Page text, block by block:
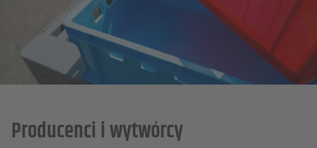
Producenci i wytwórcy